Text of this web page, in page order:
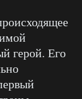
герой. Его